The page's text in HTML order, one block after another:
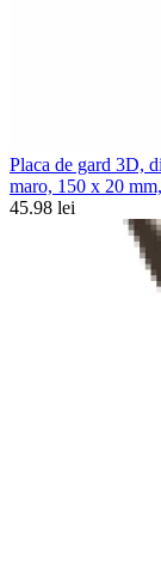
Placa de gard 3D,
maro, 150 x 20
45.98 lei